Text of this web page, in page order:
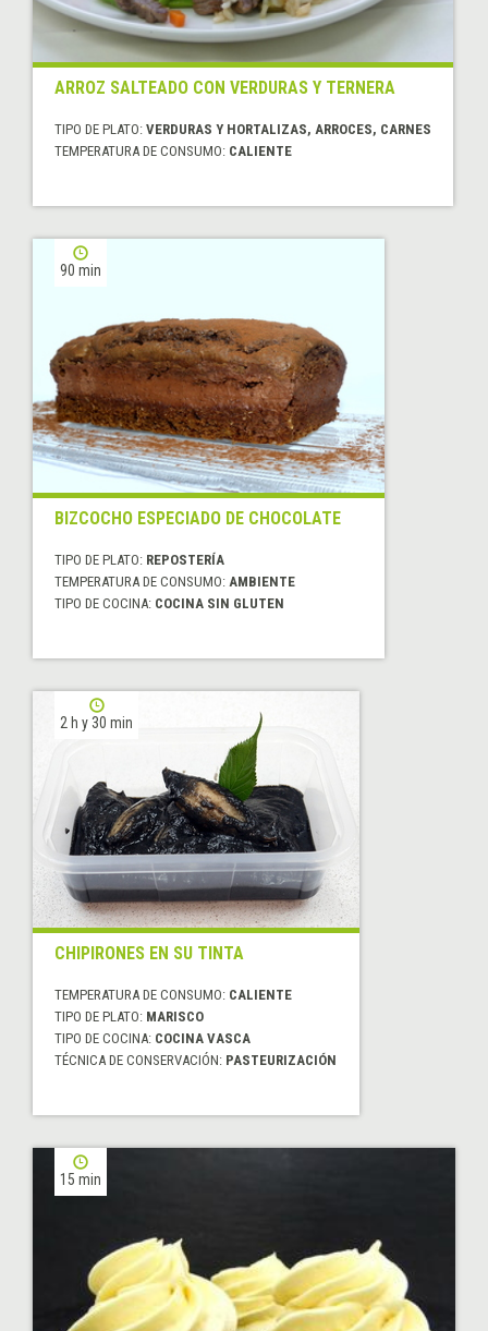
ARROZ SALTEADO CON VERDURAS Y TERNERA
TIPO DE PLATO: VERDURAS Y HORTALIZAS, ARROCES, CARNES
TEMPERATURA DE CONSUMO: CALIENTE
90 min
BIZCOCHO ESPECIADO DE CHOCOLATE
TIPO DE PLATO: REPOSTERÍA
TEMPERATURA DE CONSUMO: AMBIENTE
TIPO DE COCINA: COCINA SIN GLUTEN
2 h y 30 min
CHIPIRONES EN SU TINTA
TEMPERATURA DE CONSUMO: CALIENTE
TIPO DE PLATO: MARISCO
TIPO DE COCINA: COCINA VASCA
TÉCNICA DE CONSERVACIÓN: PASTEURIZACIÓN
15 min